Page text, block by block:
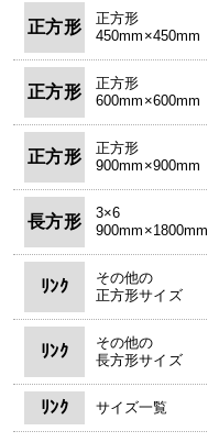
正方形
正方形
450mm×450mm
正方形
正方形
600mm×600mm
正方形
正方形
900mm×900mm
長方形
3×6
900mm×1800mm
ﾘﾝｸ
その他の
正方形サイズ
ﾘﾝｸ
その他の
長方形サイズ
ﾘﾝｸ サイズ一覧